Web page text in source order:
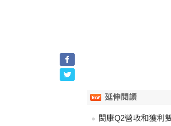
延伸閱讀
閎康Q2營收和獲利